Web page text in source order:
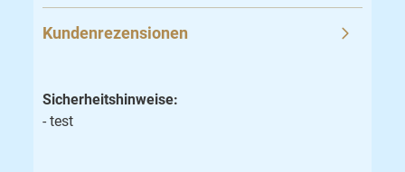
Kundenrezensionen
Sicherheitshinweise:
- test